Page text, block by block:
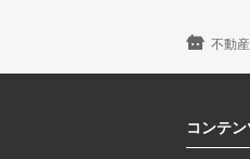
不動
コンテン